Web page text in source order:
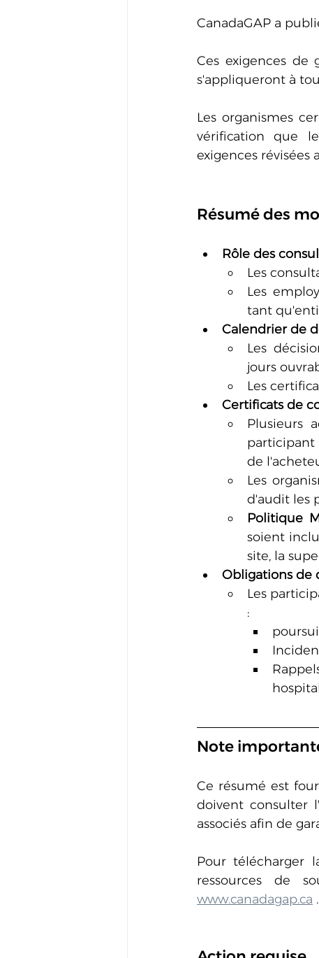
CanadaGAP a
Ces exigences
s'appliqueront à
Les organismes
vérification que
exigences révisées
Résumé des
Rôle des
Les
Les
tant
Calendrier de
Les
jours
Les
Certificats de
Plusieurs
participant
de
Les
d'audit les
Politique
soient
site, la
Obligations de
Les
:
Note
Ce résumé est
doivent consulter
associés afin de
Pour télécharger
ressources de
www.canadagap.ca .